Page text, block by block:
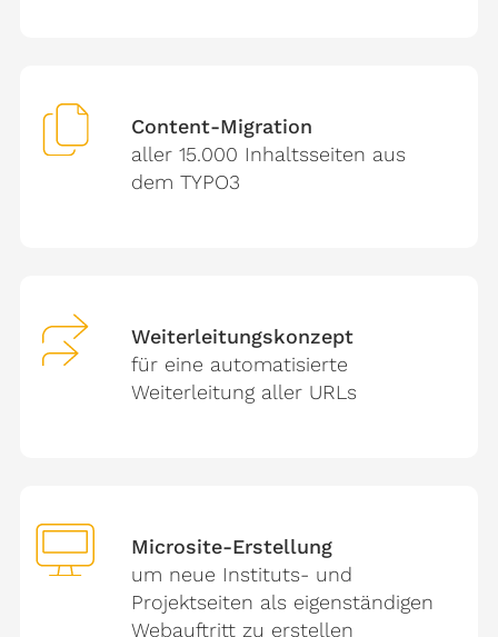
Content-Migration
aller 15.000 Inhaltsseiten aus
dem TYPO3
Weiterleitungskonzept
für eine automatisierte
Weiterleitung aller URLs
Microsite-Erstellung
um neue Instituts- und
Projektseiten als eigenständigen
Webauftritt zu erstellen